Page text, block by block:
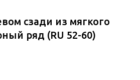
сзади из мягкого
ряд (RU 52-60)